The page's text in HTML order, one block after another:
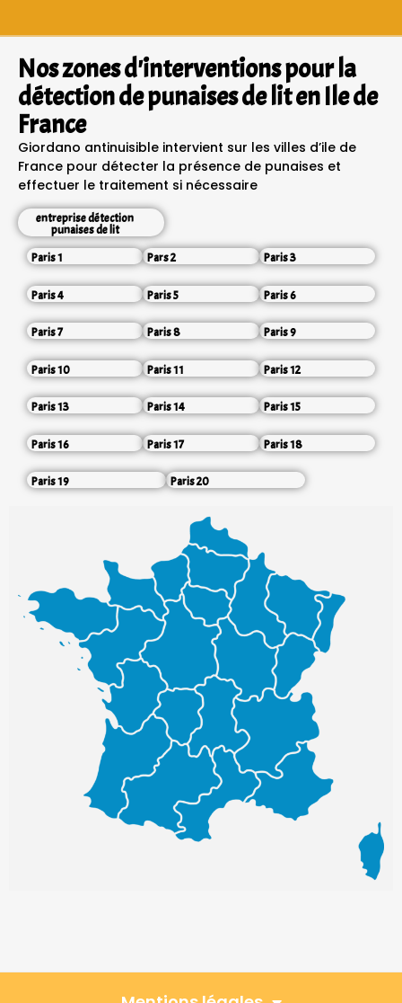
Nos zones d'interventions pour la
détection de punaises de lit en Ile de
France
Giordano antinuisible intervient sur les villes d’ile de
France pour détecter la présence de punaises et
effectuer le traitement si nécessaire
entreprise détection
punaises de lit
Paris 1
Pars 2 Paris 3
Paris 4 Paris 5 Paris 6
Paris 7 Paris 8 Paris 9
Paris 10 Paris 11 Paris 12
Paris 13 Paris 14 Paris 15
Paris 16 Paris 17 Paris 18
Paris 19 Paris 20